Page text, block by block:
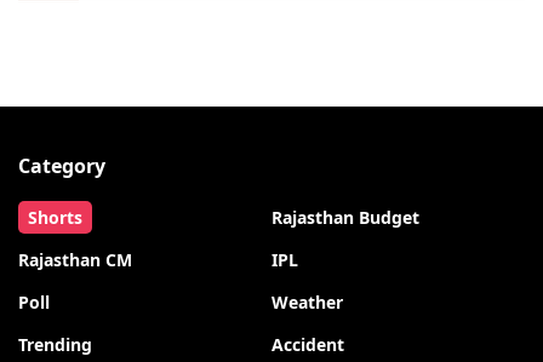
Category
Shorts
Rajasthan Budget
Rajasthan CM
IPL
Poll
Weather
Trending
Accident